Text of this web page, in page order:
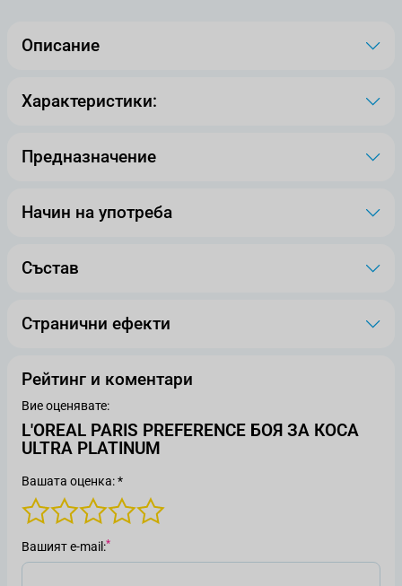
Описание
Характеристики:
Предназначение
Начин на употреба
Състав
Странични ефекти
Рейтинг и коментари
Вие оценявате:
L'OREAL PARIS PREFERENCE БОЯ ЗА КОСА
ULTRA PLATINUM
Вашата оценка: *
Вашият е-mail